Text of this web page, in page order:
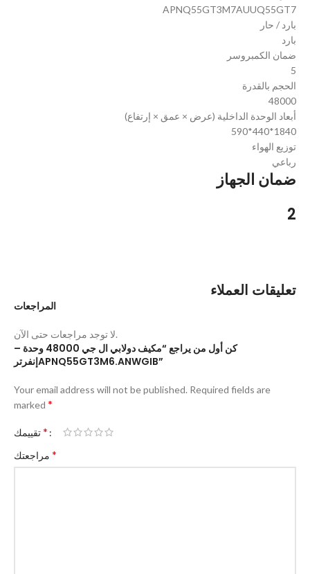
APNQ55GT3M7AUUQ55GT7
بارد / حار
بارد
ضمان الكمبروسر
5
الحجم بالقدرة
48000
أبعاد الوحدة الداخلية (عرض × عمق × إرتفاع)
590*440*1840
توزيع الهواء
رباعي
ضمان الجهاز
2
تعليقات العملاء
المراجعات
لا توجد مراجعات حتى الآن.
كن أول من يراجع “مكيف دولابي ال جي 48000 وحدة –
إنفرترAPNQ55GT3M6.ANWGIB”
Your email address will not be published. Required fields are
marked *
*
*